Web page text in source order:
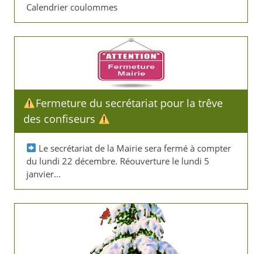
Calendrier coulommes
​Fermeture du secrétariat pour la trêve
des confiseurs
​ Le secrétariat de la Mairie sera fermé à compter
du lundi 22 décembre. Réouverture le lundi 5
janvier...